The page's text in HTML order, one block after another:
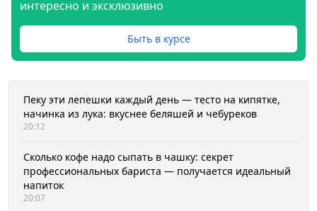
интересно и эксклюзивно
Быть в курсе
Пеку эти лепешки каждый день — тесто на кипятке,
начинка из лука: вкуснее беляшей и чебуреков
20:12
Сколько кофе надо сыпать в чашку: секрет
профессиональных бариста — получается идеальный
напиток
20:07